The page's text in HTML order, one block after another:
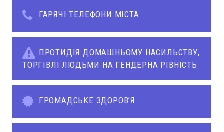
ГАРЯЧІ ТЕЛЕФОНИ МІСТА
ПРОТИДІЯ ДОМАШНЬОМУ НАСИЛЬСТВУ,
ТОРГІВЛІ ЛЮДЬМИ НА ГЕНДЕРНА РІВНІСТЬ
ГРОМАДСЬКЕ ЗДОРОВ’Я